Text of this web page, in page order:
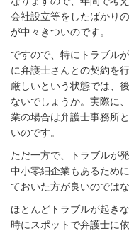
会社設立等をしたばかり
が中々きついのです。
ですので、特にトラブル
に弁護士さんとの契約を
厳しいという状態では、
ないでしょうか。実際に
業の場合は弁護士事務所
いのです。
ただ一方で、トラブルが
中小零細企業もあるため
ておいた方が良いのでは
ほとんどトラブルが起き
時にスポットで弁護士に